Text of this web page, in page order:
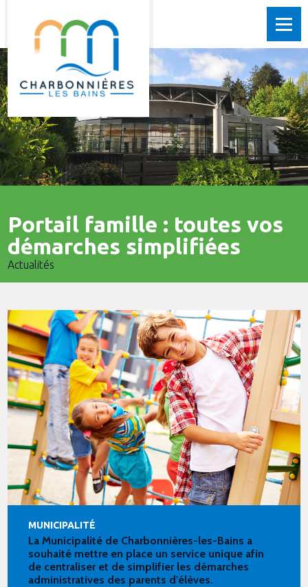
Portail famille : toutes vos
démarches simplifiées
Actualités
MUNICIPALITÉ
La Municipalité de Charbonnières-les-Bains a
souhaité mettre en place un service unique afin
de centraliser et de simplifier les démarches
administratives des parents d'élèves.